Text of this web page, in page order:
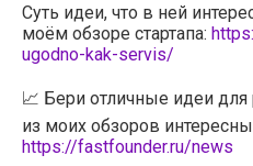
Суть идеи, что в ней
моём обзоре стартапа:
ugodno-kak-servis/
📈 Бери отличные идеи для
из моих обзоров
https://fastfounder.ru/news